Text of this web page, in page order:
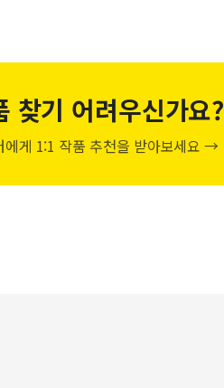
찾기 어려우신가요?
에게 1:1 작품 추천을 받아보세요 →